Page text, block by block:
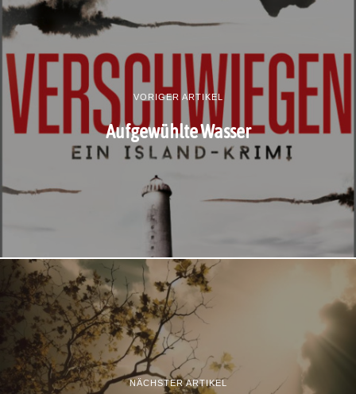
VORIGER ARTIKEL
Aufgewühlte Wasser
NÄCHSTER ARTIKEL